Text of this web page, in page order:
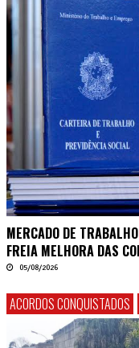
MERCADO DE
FREIA MELHORA DAS
05/08/2026
ACORDOS CONQUISTADOS